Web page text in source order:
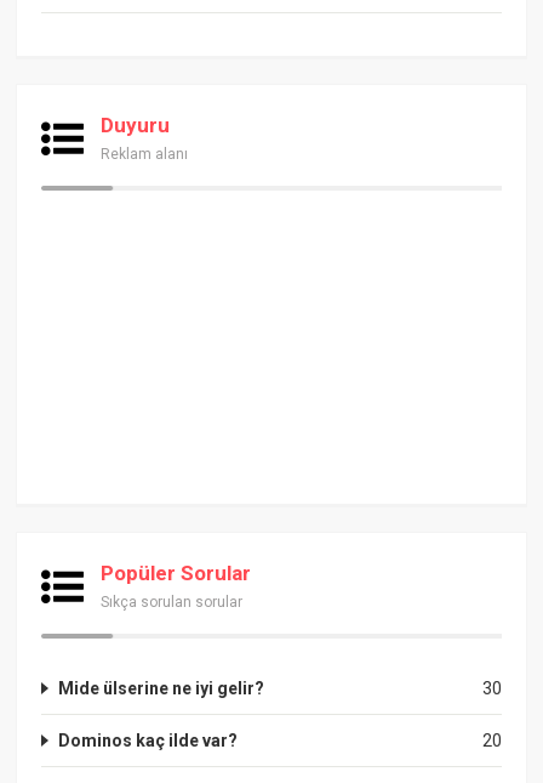
Duyuru
Reklam alanı
Popüler Sorular
Sıkça sorulan sorular
30
Mide ülserine ne iyi gelir?
20
Dominos kaç ilde var?